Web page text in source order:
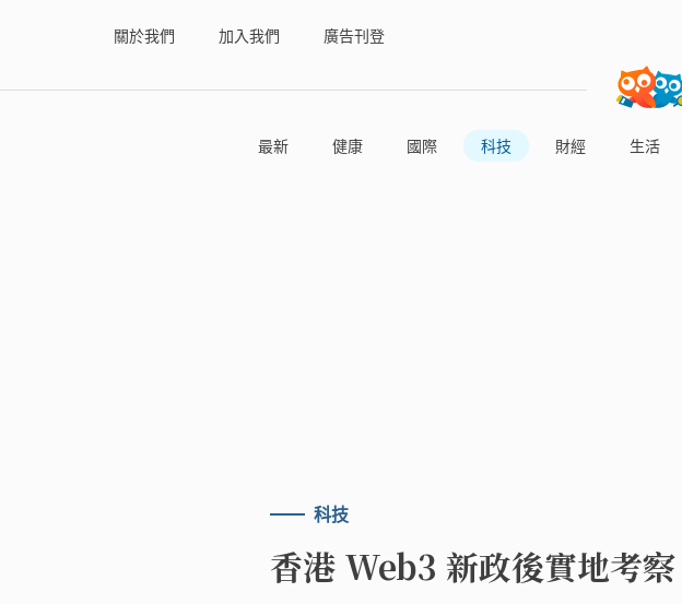
關於我們 加入我們 廣告刊登
最新 健康 國際 科技 財經 生活
科技
香港 Web3 新政後實地考